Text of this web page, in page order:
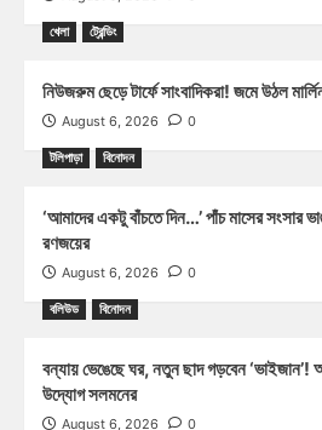
খেলা ট্রেন্ডিং
নিউজরুম ছেড়ে টার্ফে সাংবাদিকরা! জমে উঠল
August 6, 2026 0
টলিপাড়া বিনোদন
‘আমাদের একটু বাঁচতে দিন…’ পাঁচ মাসের সংসার
রণজয়ের
August 6, 2026 0
বলিউড বিনোদন
বন্যায় ভেঙেছে ঘর, নতুন ছাদ গড়বেন ‘ভাইজান’!
উদ্যোগ সলমনের
August 6, 2026 0